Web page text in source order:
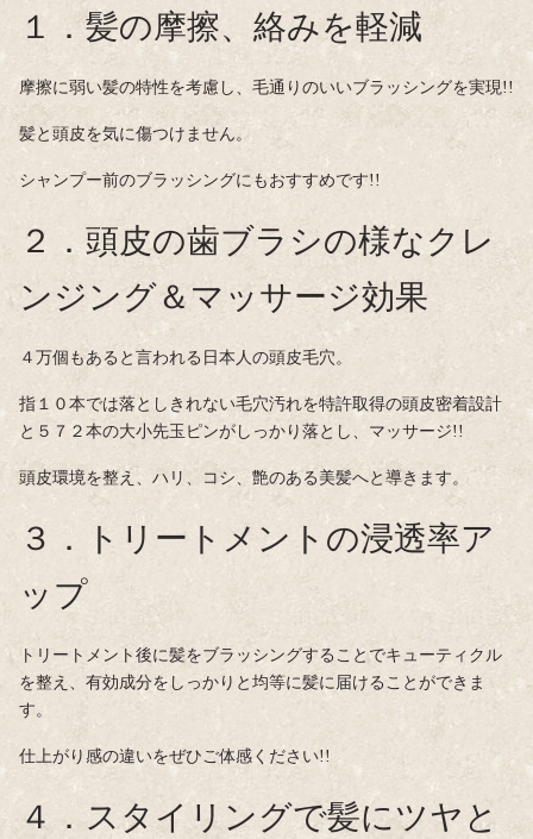
１．髪の摩擦、絡みを軽減
摩擦に弱い髪の特性を考慮し、毛通りのいいブラッシングを実現!!
髪と頭皮を気に傷つけません。
シャンプー前のブラッシングにもおすすめです!!
２．頭皮の歯ブラシの様なクレ
ンジング＆マッサージ効果
４万個もあると言われる日本人の頭皮毛穴。
指１０本では落としきれない毛穴汚れを特許取得の頭皮密着設計
と５７２本の大小先玉ピンがしっかり落とし、マッサージ!!
頭皮環境を整え、ハリ、コシ、艶のある美髪へと導きます。
３．トリートメントの浸透率ア
ップ
トリートメント後に髪をブラッシングすることでキューティクル
を整え、有効成分をしっかりと均等に髪に届けることができま
す。
仕上がり感の違いをぜひご体感ください!!
４．スタイリングで髪にツヤと